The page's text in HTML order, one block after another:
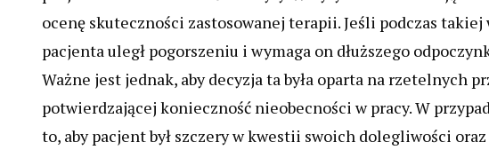
ocenę skuteczności zastosowanej terapii. Jeśli podczas
pacjenta uległ pogorszeniu i wymaga on dłuższego
Ważne jest jednak, aby decyzja ta była oparta na rzetelnych
potwierdzającej konieczność nieobecności w pracy. W
to, aby pacjent był szczery w kwestii swoich dolegliwości